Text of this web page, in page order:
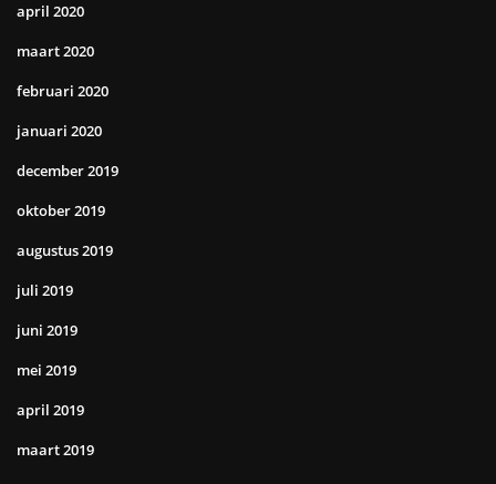
april 2020
maart 2020
februari 2020
januari 2020
december 2019
oktober 2019
augustus 2019
juli 2019
juni 2019
mei 2019
april 2019
maart 2019